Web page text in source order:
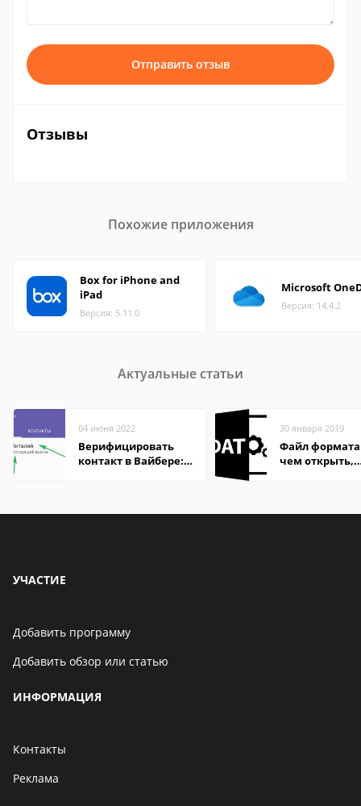
Отправить отзыв
Отзывы
Похожие приложения
Box for iPhone and
iPad
Версия: 5.11.0
Microsoft
Версия: 14.4.2
Актуальные статьи
04 июня 2022
Верифицировать
контакт в Вайбере:
30 января 2019
Файл формата
чем открыть,
УЧАСТИЕ
Добавить программу
Добавить обзор или статью
ИНФОРМАЦИЯ
Контакты
Реклама